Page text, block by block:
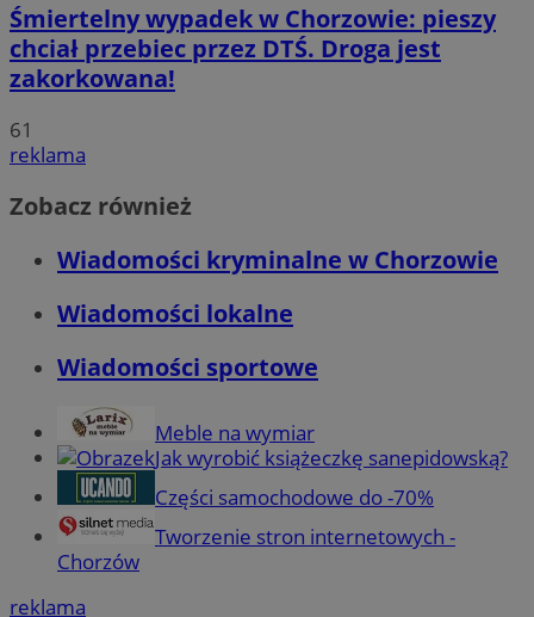
Śmiertelny wypadek w Chorzowie: pieszy
chciał przebiec przez DTŚ. Droga jest
zakorkowana!
61
reklama
Zobacz również
Wiadomości kryminalne w Chorzowie
Wiadomości lokalne
Wiadomości sportowe
Meble na wymiar
Jak wyrobić książeczkę sanepidowską?
Części samochodowe do -70%
Tworzenie stron internetowych -
Chorzów
reklama